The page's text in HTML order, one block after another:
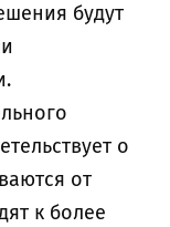
будут
о
от
к более